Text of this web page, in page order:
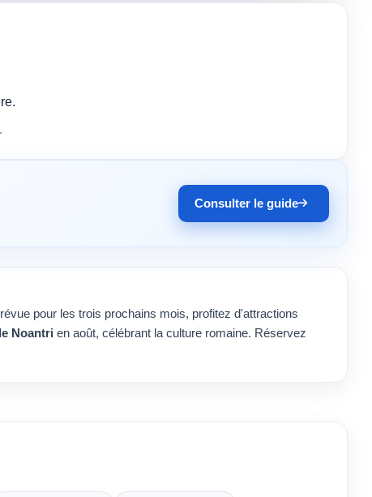
Consulter le guide
pour les trois prochains mois, profitez d'attractions
Noantri en août, célébrant la culture romaine. Réservez